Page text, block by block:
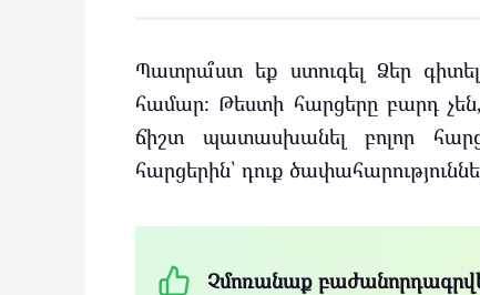
Պատրա՞ստ եք ստուգել Ձեր
համար։ Թեստի հարցերը բարդ
ճիշտ պատասխանել բոլոր
հարցերին՝ դուք
Չմոռանաք